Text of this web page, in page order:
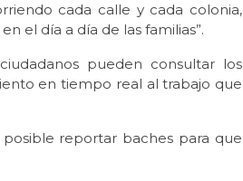
cada calle y cada colonia,
el día a día de las familias”.
pueden consultar los
en tiempo real al trabajo que
reportar baches para que